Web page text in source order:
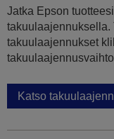
Jatka Epson
takuulaajennuksella.
takuulaajennukset
Katso